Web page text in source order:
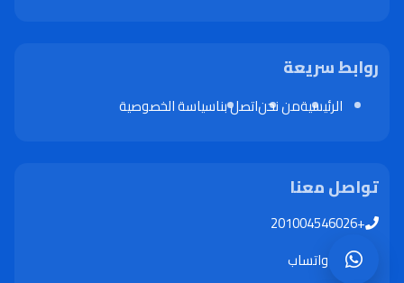
روابط سريعة
الرئيسيةمن نحناتصل بناسياسة الخصوصية
تواصل معنا
+201004546026
واتساب